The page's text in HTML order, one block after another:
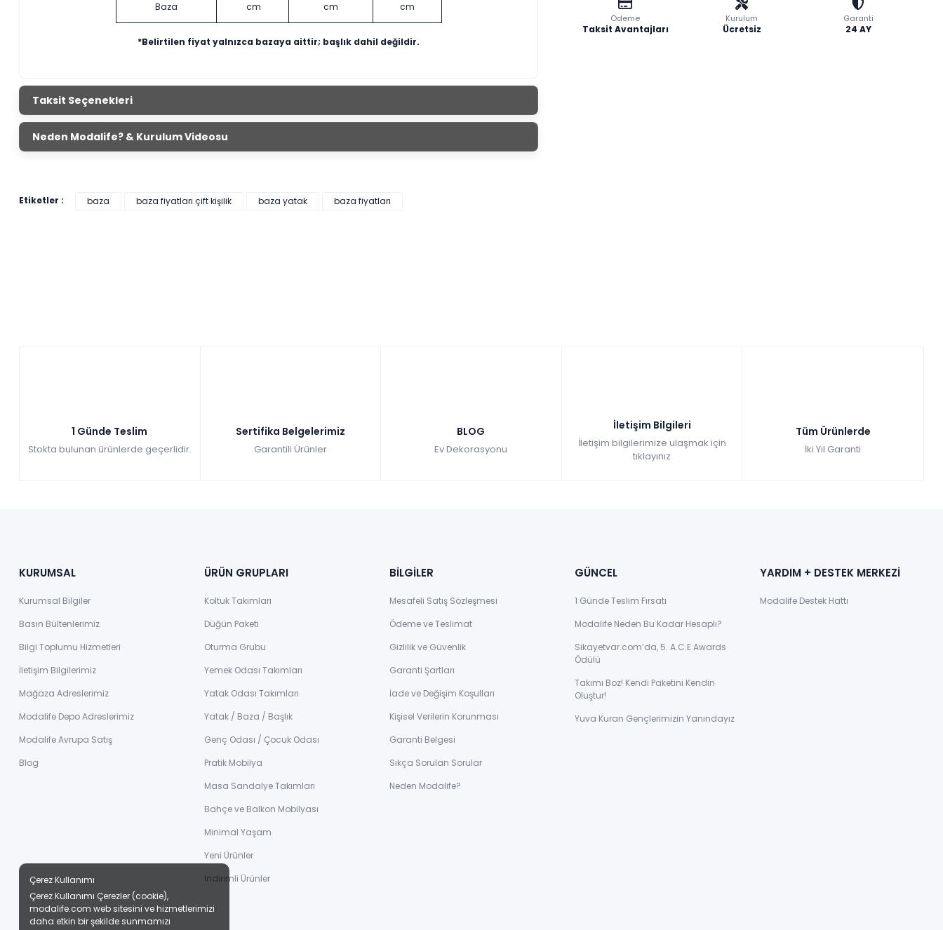
Baza cm cm cm
*Belirtilen fiyat yalnızca bazaya aittir; başlık dahil değildir.
Taksit Seçenekleri
Neden Modalife? & Kurulum Videosu
Ödeme
Taksit Avantajları
Kurulum
Ücretsiz
Garanti
24 AY
Etiketler : baza baza fiyatları çift kişilik baza yatak baza fiyatları
1 Günde Teslim
Stokta bulunan ürünlerde geçerlidir.
Sertifika Belgelerimiz
Garantili Ürünler
BLOG
Ev Dekorasyonu
İletişim Bilgileri
İletişim bilgilerimize ulaşmak için
tıklayınız
Tüm Ürünlerde
İki Yıl Garanti
KURUMSAL
Kurumsal Bilgiler
Basın Bültenlerimiz
Bilgi Toplumu Hizmetleri
İletişim Bilgilerimiz
Mağaza Adreslerimiz
Modalife Depo Adreslerimiz
Modalife Avrupa Satış
Blog
ÜRÜN GRUPLARI
Koltuk Takımları
Düğün Paketi
Oturma Grubu
Yemek Odası Takımları
Yatak Odası Takımları
Yatak / Baza / Başlık
Genç Odası / Çocuk Odası
Pratik Mobilya
Masa Sandalye Takımları
Bahçe ve Balkon Mobilyası
Minimal Yaşam
Yeni Ürünler
İndirimli Ürünler
BİLGİLER
Mesafeli Satış Sözleşmesi
Ödeme ve Teslimat
Gizlilik ve Güvenlik
Garanti Şartları
İade ve Değişim Koşulları
Kişisel Verilerin Korunması
Garanti Belgesi
Sıkça Sorulan Sorular
Neden Modalife?
GÜNCEL
1 Günde Teslim Fırsatı
Modalife Neden Bu Kadar Hesaplı?
Sikayetvar.com’da, 5. A.C.E Awards
Ödülü
Takımı Boz! Kendi Paketini Kendin
Oluştur!
Yuva Kuran Gençlerimizin Yanındayız
YARDIM + DESTEK MERKEZİ
Modalife Destek Hattı
Çerez Kullanımı
Çerez Kullanımı Çerezler (cookie),
modalife.com web sitesini ve hizmetlerimizi
daha etkin bir şekilde sunmamızı